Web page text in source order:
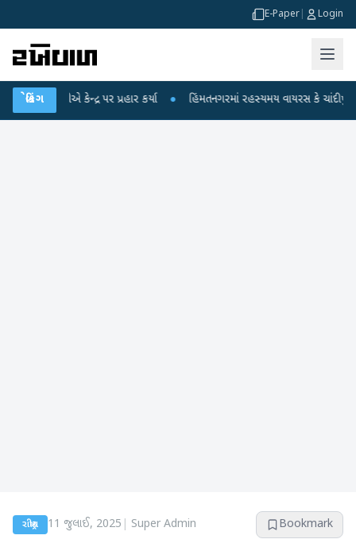
E-Paper Login
બ્રેકિંગ
કેન્દ્ર પર પ્રહાર કર્યા ● હિંમતનગરમાં રહસ્યમય વાયરસ કે ચાંદીપુરા? 6
રાષ્ટ્રીય 11 જુલાઈ, 2025 Super Admin Bookmark